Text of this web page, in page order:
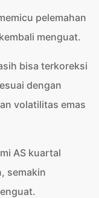
pelemahan
menguat.
bisa terkoreksi
dengan
volatilitas emas
AS kuartal
semakin